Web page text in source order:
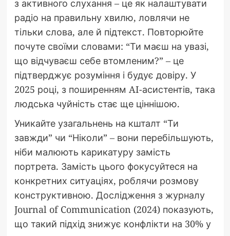
з активного слухання – це як налаштувати
радіо на правильну хвилю, ловлячи не
тільки слова, але й підтекст. Повторюйте
почуте своїми словами: “Ти маєш на увазі,
що відчуваєш себе втомленим?” – це
підтверджує розуміння і будує довіру. У
2025 році, з поширенням AI-асистентів, така
людська чуйність стає ще ціннішою.
Уникайте узагальнень на кшталт “Ти
завжди” чи “Ніколи” – вони перебільшують,
ніби малюють карикатуру замість
портрета. Замість цього фокусуйтеся на
конкретних ситуаціях, роблячи розмову
конструктивною. Дослідження з журналу
Journal of Communication (2024) показують,
що такий підхід знижує конфлікти на 30% у